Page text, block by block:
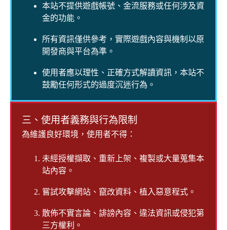
本站不提供遊戲帳號、金流服務或任何涉及資
金的功能。
所有資訊僅供參考，實際遊戲內容與機制以原
開發商與平台為準。
使用者應以理性、正確方式解讀資訊，本站不
鼓勵任何形式的過度沉迷行為。
三、使用者義務與行為限制
為維護良好環境，使用者不得：
未經授權擷取、重新上架、複製或大量蒐集本
站內容。
嘗試攻擊網站、竄改資料、植入惡意程式。
散佈不實言論、誹謗內容、違法資訊或侵犯第
三方權利。
3